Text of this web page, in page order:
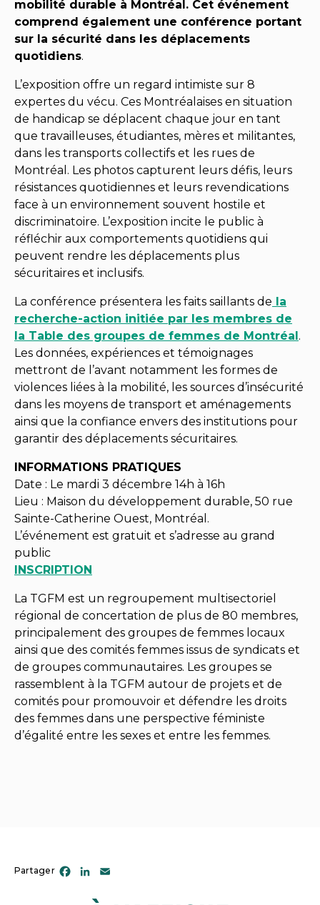
mobilité durable à Montréal. Cet événement
comprend également une conférence portant
sur la sécurité dans les déplacements
quotidiens.
L’exposition offre un regard intimiste sur 8
expertes du vécu. Ces Montréalaises en situation
de handicap se déplacent chaque jour en tant
que travailleuses, étudiantes, mères et militantes,
dans les transports collectifs et les rues de
Montréal. Les photos capturent leurs défis, leurs
résistances quotidiennes et leurs revendications
face à un environnement souvent hostile et
discriminatoire. L’exposition incite le public à
réfléchir aux comportements quotidiens qui
peuvent rendre les déplacements plus
sécuritaires et inclusifs.
La conférence présentera les faits saillants de la
recherche-action initiée par les membres de
la Table des groupes de femmes de Montréal .
Les données, expériences et témoignages
mettront de l’avant notamment les formes de
violences liées à la mobilité, les sources d’insécurité
dans les moyens de transport et aménagements
ainsi que la confiance envers des institutions pour
garantir des déplacements sécuritaires.
INFORMATIONS PRATIQUES
Date : Le mardi 3 décembre 14h à 16h
Lieu : Maison du développement durable, 50 rue
Sainte-Catherine Ouest, Montréal.
L’événement est gratuit et s’adresse au grand
public
INSCRIPTION
La TGFM est un regroupement multisectoriel
régional de concertation de plus de 80 membres,
principalement des groupes de femmes locaux
ainsi que des comités femmes issus de syndicats et
de groupes communautaires. Les groupes se
rassemblent à la TGFM autour de projets et de
comités pour promouvoir et défendre les droits
des femmes dans une perspective féministe
d’égalité entre les sexes et entre les femmes.
Partager Facebook
LinkedIn